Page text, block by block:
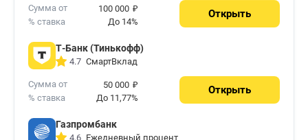
Сумма от 100 000 ₽
% ставка До 14%
Открыть
Т-Банк (Тинькофф)
4.7 СмартВклад
Сумма от 50 000 ₽
% ставка До 11,77%
Открыть
Газпромбанк
4.6 Ежедневный процент